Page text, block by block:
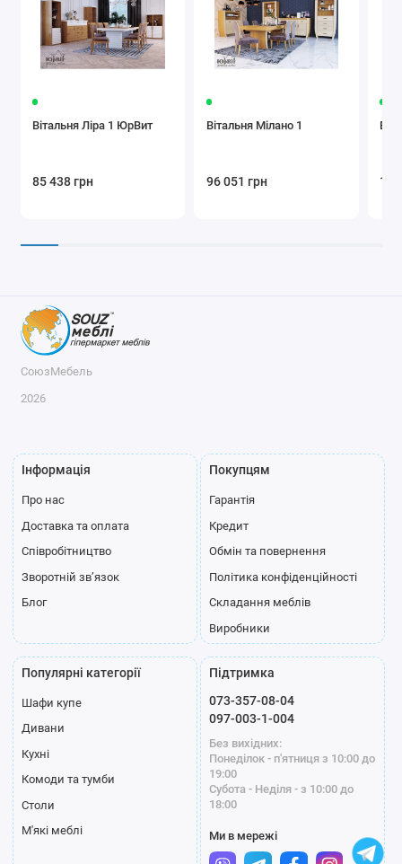
Вітальня Ліра 1 ЮрВит
85 438 грн
Вітальня Мілано 1
96 051 грн
СоюзМебель
2026
Інформація
Про нас
Доставка та оплата
Співробітництво
Зворотній зв’язок
Блог
Покупцям
Гарантія
Кредит
Обмін та повернення
Політика конфіденційності
Складання меблів
Виробники
Популярні категорії
Шафи купе
Дивани
Кухні
Комоди та тумби
Столи
М'які меблі
Підтримка
073-357-08-04
097-003-1-004
Без вихідних:
Понеділок - п'ятниця з 10:00 до
19:00
Субота - Неділя - з 10:00 до
18:00
Ми в мережі